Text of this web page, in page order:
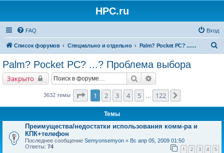
HPC.ru
FAQ Вход
Список форумов Специально и отдельно Palm? Pocket PC? ...? Проблема выбора
Palm? Pocket PC? ...? Проблема выбора
Закрыто Поиск
3632 темы Страница1 из 122
1 2 3 4 5 122
Темы
Преимущества/недостатки использования комм-ра и
КПК+телефон
Последнее сообщение Semyonsemyon « Вс апр 05, 2009 01:50
Ответы: 74 1 2 3 4 5